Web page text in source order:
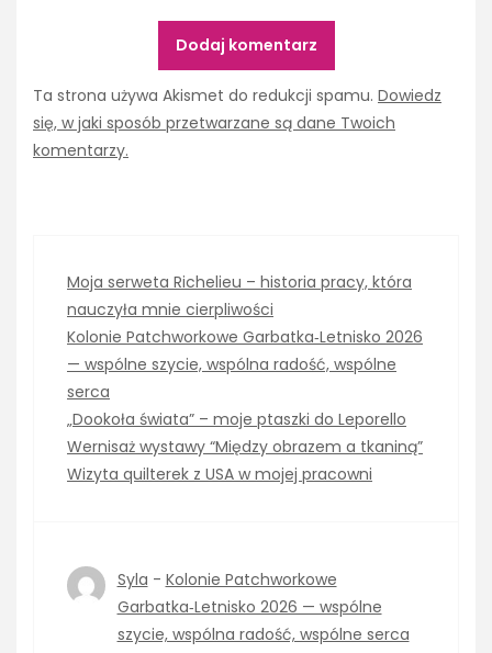
Ta strona używa Akismet do redukcji spamu. Dowiedz
się, w jaki sposób przetwarzane są dane Twoich
komentarzy.
Moja serweta Richelieu – historia pracy, która
nauczyła mnie cierpliwości
Kolonie Patchworkowe Garbatka‑Letnisko 2026
— wspólne szycie, wspólna radość, wspólne
serca
„Dookoła świata” – moje ptaszki do Leporello
Wernisaż wystawy “Między obrazem a tkaniną”
Wizyta quilterek z USA w mojej pracowni
Syla - Kolonie Patchworkowe
Garbatka‑Letnisko 2026 — wspólne
szycie, wspólna radość, wspólne serca